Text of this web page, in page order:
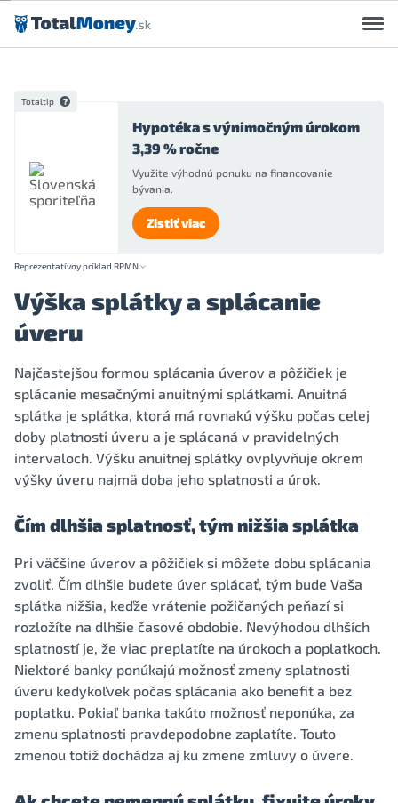
Preskočiť na obsah
Totaltip
Hypotéka s výnimočným úrokom
3,39 % ročne
Využite výhodnú ponuku na financovanie
bývania.
Zistiť viac
Reprezentatívny príklad RPMN
Výška splátky a splácanie
úveru
Najčastejšou formou splácania úverov a pôžičiek je
splácanie mesačnými anuitnými splátkami. Anuitná
splátka je splátka, ktorá má rovnakú výšku počas celej
doby platnosti úveru a je splácaná v pravidelných
intervaloch. Výšku anuitnej splátky ovplyvňuje okrem
výšky úveru najmä doba jeho splatnosti a úrok.
Čím dlhšia splatnosť, tým nižšia splátka
Pri väčšine úverov a pôžičiek si môžete dobu splácania
zvoliť. Čím dlhšie budete úver splácať, tým bude Vaša
splátka nižšia, keďže vrátenie požičaných peňazí si
rozložíte na dlhšie časové obdobie. Nevýhodou dlhších
splatností je, že viac preplatíte na úrokoch a poplatkoch.
Niektoré banky ponúkajú možnosť zmeny splatnosti
úveru kedykoľvek počas splácania ako benefit a bez
poplatku. Pokiaľ banka takúto možnosť neponúka, za
zmenu splatnosti pravdepodobne zaplatíte. Touto
zmenou totiž dochádza aj ku zmene zmluvy o úvere.